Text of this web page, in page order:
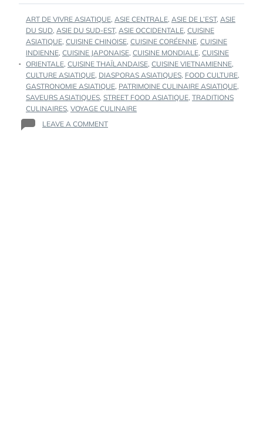
TAGS
:
ART DE VIVRE ASIATIQUE, ASIE CENTRALE, ASIE DE L’EST, ASIE
DU SUD, ASIE DU SUD-EST, ASIE OCCIDENTALE, CUISINE
ASIATIQUE, CUISINE CHINOISE, CUISINE CORÉENNE, CUISINE
INDIENNE, CUISINE JAPONAISE, CUISINE MONDIALE, CUISINE
ORIENTALE, CUISINE THAÏLANDAISE, CUISINE VIETNAMIENNE,
CULTURE ASIATIQUE, DIASPORAS ASIATIQUES, FOOD CULTURE,
GASTRONOMIE ASIATIQUE, PATRIMOINE CULINAIRE ASIATIQUE,
SAVEURS ASIATIQUES, STREET FOOD ASIATIQUE, TRADITIONS
CULINAIRES, VOYAGE CULINAIRE
LEAVE A COMMENTON